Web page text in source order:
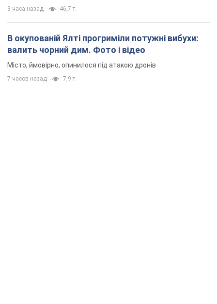
3 часа назад 46,7 т.
В окупованій Ялті прогриміли потужні вибухи:
валить чорний дим. Фото і відео
Місто, ймовірно, опинилося під атакою дронів
7 часов назад 7,9 т.